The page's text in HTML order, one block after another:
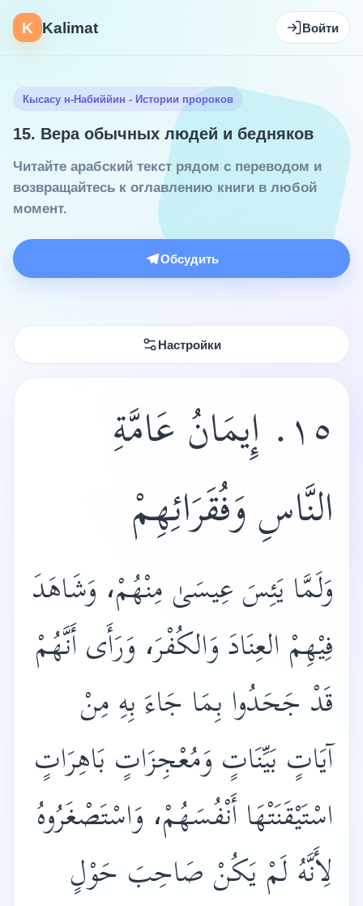
K Kalimat Войти
Кысасу н-Набиййин - Истории пророков
15. Вера обычных людей и бедняков
Читайте арабский текст рядом с переводом и
возвращайтесь к оглавлению книги в любой
момент.
Обсудить
Настройки
١٥. إِيمَانُ عَامَّةِ
النَّاسِ وَفُقَرَائِهِمْ
وَلَمَّا يَئِسَ عِيسَىٰ مِنْهُمْ، وَشَاهَدَ
فِيْهِمْ العِنَادَ وَالكُفْرَ، وَرَأَى أَنَّهُمْ
قَدْ جَحَدُوا بِمَا جَاءَ بِهِ مِنْ
آيَاتٍ بَيِّنَاتٍ وَمُعْجِزَاتٍ بَاهِرَاتٍ
اسْتَيْقَنَتْهَا أَنْفُسَهُمْ، وَاسْتَصْغَرُوهُ
لِأَنَّهُ لَمْ يَكُنْ صَاحِبَ حَوْلٍ